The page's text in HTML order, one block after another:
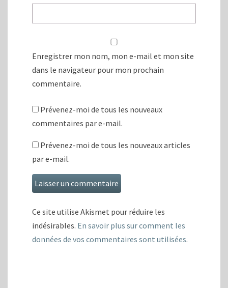
Enregistrer mon nom, mon e-mail et mon site
dans le navigateur pour mon prochain
commentaire.
Prévenez-moi de tous les nouveaux
commentaires par e-mail.
Prévenez-moi de tous les nouveaux articles
par e-mail.
Ce site utilise Akismet pour réduire les
indésirables. En savoir plus sur comment les
données de vos commentaires sont utilisées.